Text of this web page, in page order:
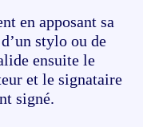
en apposant sa
stylo ou de
ensuite le
et le signataire
signé.